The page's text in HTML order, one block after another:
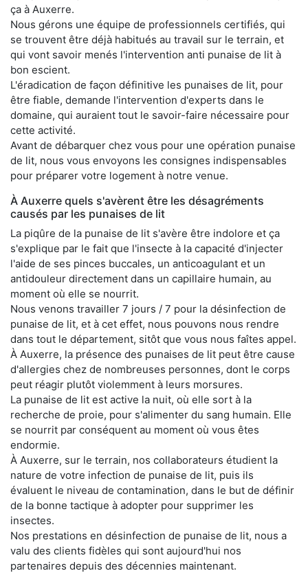
ça à Auxerre.
Nous gérons une équipe de professionnels certifiés, qui
se trouvent être déjà habitués au travail sur le terrain, et
qui vont savoir menés l'intervention anti punaise de lit à
bon escient.
L'éradication de façon définitive les punaises de lit, pour
être fiable, demande l'intervention d'experts dans le
domaine, qui auraient tout le savoir-faire nécessaire pour
cette activité.
Avant de débarquer chez vous pour une opération punaise
de lit, nous vous envoyons les consignes indispensables
pour préparer votre logement à notre venue.
À Auxerre quels s'avèrent être les désagréments
causés par les punaises de lit
La piqûre de la punaise de lit s'avère être indolore et ça
s'explique par le fait que l'insecte à la capacité d'injecter
l'aide de ses pinces buccales, un anticoagulant et un
antidouleur directement dans un capillaire humain, au
moment où elle se nourrit.
Nous venons travailler 7 jours / 7 pour la désinfection de
punaise de lit, et à cet effet, nous pouvons nous rendre
dans tout le département, sitôt que vous nous faîtes appel.
À Auxerre, la présence des punaises de lit peut être cause
d'allergies chez de nombreuses personnes, dont le corps
peut réagir plutôt violemment à leurs morsures.
La punaise de lit est active la nuit, où elle sort à la
recherche de proie, pour s'alimenter du sang humain. Elle
se nourrit par conséquent au moment où vous êtes
endormie.
À Auxerre, sur le terrain, nos collaborateurs étudient la
nature de votre infection de punaise de lit, puis ils
évaluent le niveau de contamination, dans le but de définir
de la bonne tactique à adopter pour supprimer les
insectes.
Nos prestations en désinfection de punaise de lit, nous a
valu des clients fidèles qui sont aujourd'hui nos
partenaires depuis des décennies maintenant.